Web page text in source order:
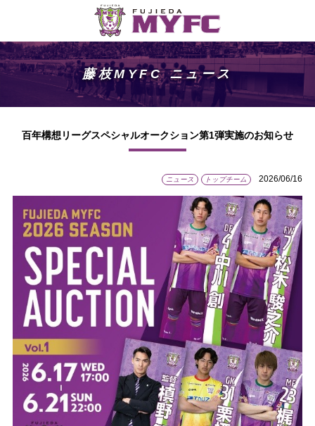
藤枝MYFC ニュース
百年構想リーグスペシャルオークション第1弾実施のお知らせ
ニュース トップチーム 2026/06/16